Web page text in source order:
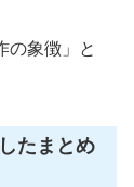
の象徴」と
たまとめ